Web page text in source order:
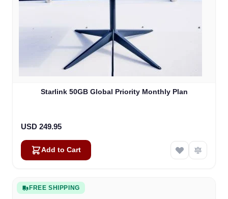
Starlink 50GB Global Priority Monthly Plan
USD 249.95
Add to Cart
FREE SHIPPING